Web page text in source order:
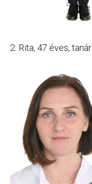
2. Rita, 47 éves, tanár